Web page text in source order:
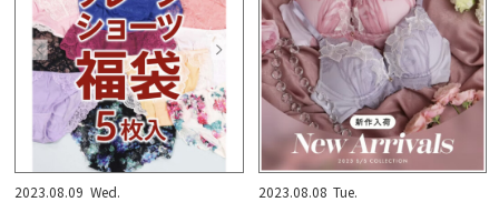
2023.08.09 Wed.
2023.08.08 Tue.